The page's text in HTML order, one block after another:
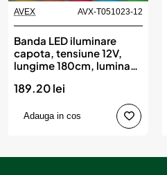
AVEX AVX-T051023-12
Banda LED iluminare
capota, tensiune 12V,
lungime 180cm, lumina
189.20 lei
Adauga in cos